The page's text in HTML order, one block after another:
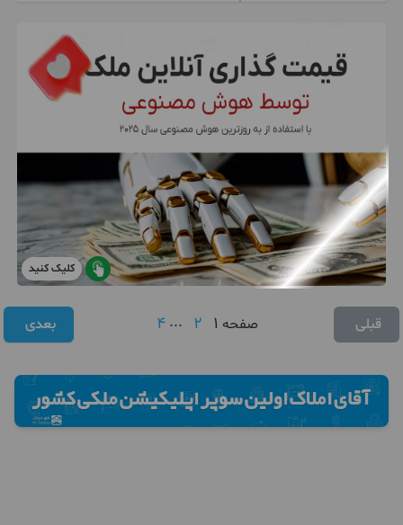
کلیک کنید
قبلی صفحه 1
2
...
4 بعدی